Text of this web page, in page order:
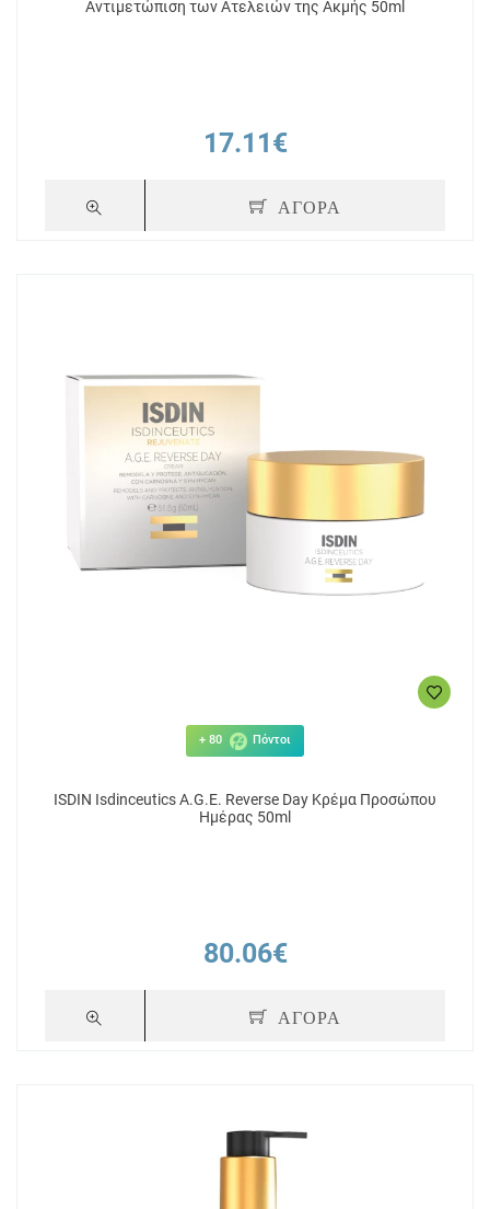
Αντιμετώπιση των Ατελειών της Ακμής 50ml
17.11€
ΑΓΟΡΑ
+ 80 Πόντοι
ISDIN Isdinceutics A.G.E. Reverse Day Κρέμα Προσώπου
Ημέρας 50ml
80.06€
ΑΓΟΡΑ